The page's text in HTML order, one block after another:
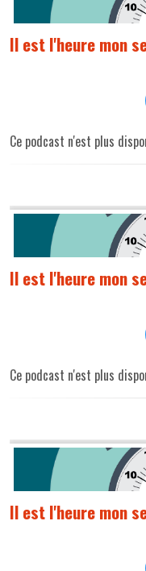
Il est l'heure mon
Ce podcast n'est plus
Il est l'heure mon
Ce podcast n'est plus
Il est l'heure mon